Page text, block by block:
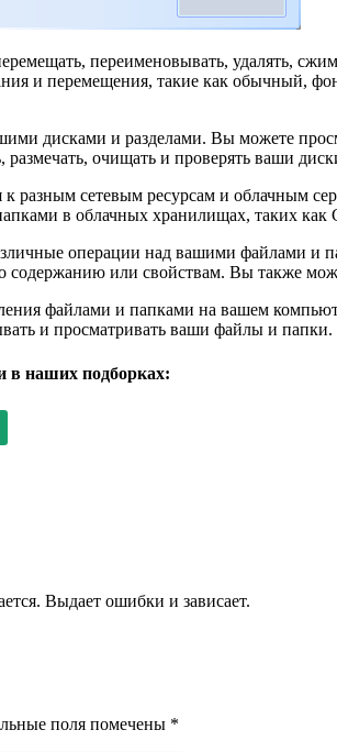
переименовывать, удалять,
и перемещения, такие как обычный,
дисками и разделами. Вы можете
очищать и проверять ваши
к разным сетевым ресурсам и облачным
в облачных хранилищах, таких
операции над вашими файлами
содержанию или свойствам. Вы также
файлами и папками на вашем
и просматривать ваши файлы и папки.
в наших подборках:
Выдает ошибки и зависает.
поля помечены *